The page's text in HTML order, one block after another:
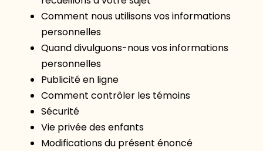
Comment nous utilisons vos informations
personnelles
Quand divulguons-nous vos informations
personnelles
Publicité en ligne
Comment contrôler les témoins
Sécurité
Vie privée des enfants
Modifications du présent énoncé